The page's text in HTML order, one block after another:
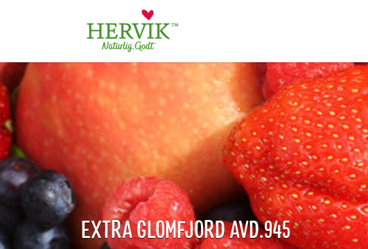
for:
EXTRA GLOMFJORD AVD.945